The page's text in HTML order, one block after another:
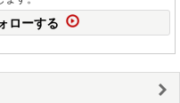
ローする